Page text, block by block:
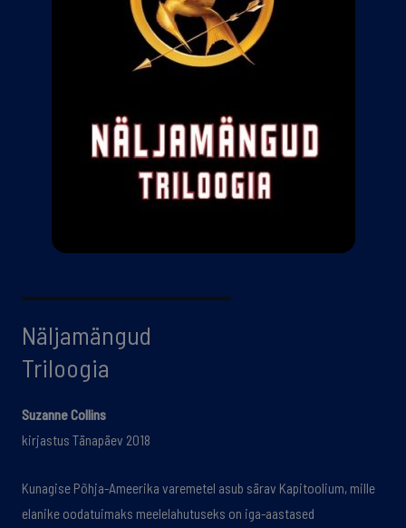
Näljamängud
Triloogia
Suzanne Collins
kirjastus Tänapäev 2018
Kunagise Põhja-Ameerika varemetel asub särav Kapitoolium, mille
elanike oodatuimaks meelelahutuseks on iga-aastased